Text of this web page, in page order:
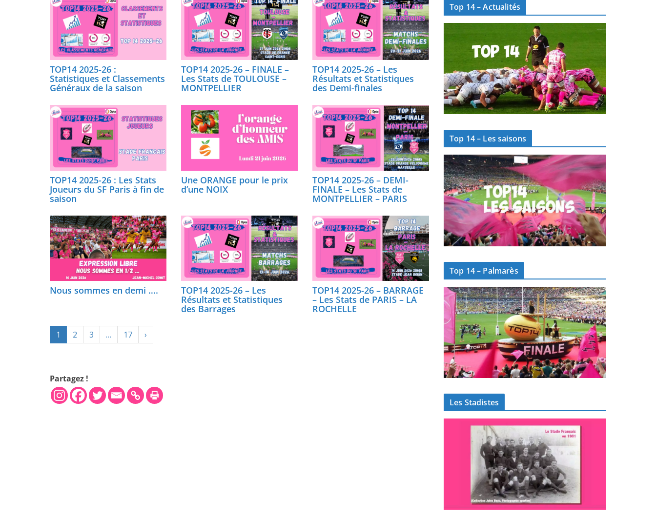
TOP14 2025-26 :
Statistiques et Classements
Généraux de la saison
TOP14 2025-26 – FINALE –
Les Stats de TOULOUSE –
MONTPELLIER
TOP14 2025-26 – Les
Résultats et Statistiques
des Demi-finales
TOP14 2025-26 : Les Stats
Joueurs du SF Paris à fin de
saison
Une ORANGE pour le prix
d’une NOIX
TOP14 2025-26 – DEMI-
FINALE – Les Stats de
MONTPELLIER – PARIS
Nous sommes en demi …. TOP14 2025-26 – Les
Résultats et Statistiques
des Barrages
TOP14 2025-26 – BARRAGE
– Les Stats de PARIS – LA
ROCHELLE
1 2 3 … 17 ›
Partagez !
Top 14 – Actualités
Top 14 – Les saisons
Top 14 – Palmarès
Les Stadistes